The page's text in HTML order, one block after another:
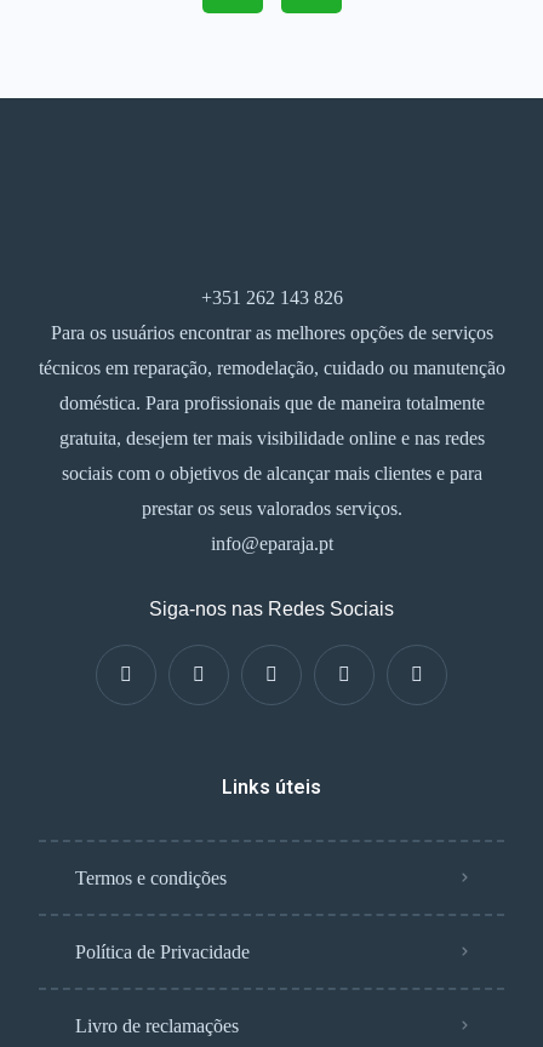
+351 262 143 826
Para os usuários encontrar as melhores opções de serviços
técnicos em reparação, remodelação, cuidado ou manutenção
doméstica. Para profissionais que de maneira totalmente
gratuita, desejem ter mais visibilidade online e nas redes
sociais com o objetivos de alcançar mais clientes e para
prestar os seus valorados serviços.
info@eparaja.pt
Siga-nos nas Redes Sociais
Links úteis
Termos e condições
Política de Privacidade
Livro de reclamações